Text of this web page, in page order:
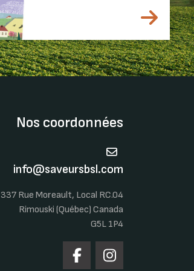
Nos coordonnées
info@saveursbsl.com
337 Rue Moreault, Local RC.04
Rimouski (Québec) Canada
G5L 1P4